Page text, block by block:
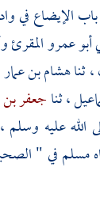
الإيضاع في
أبو عمرو المقرئ
، ثناهشام بن عمار
، ثناجعفر
الله عليه وسلم
مسلمفي "